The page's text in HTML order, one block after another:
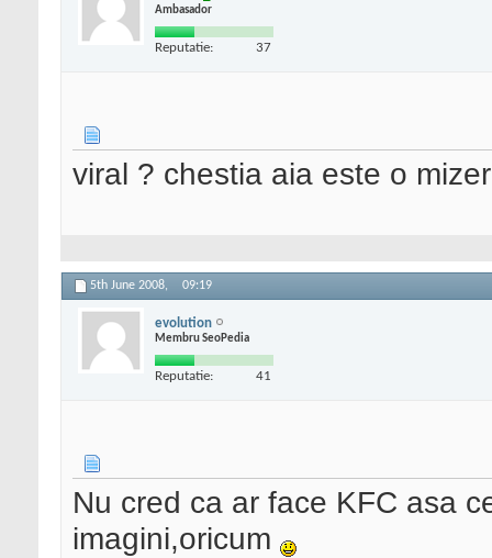
Ambasador
Reputatie: 37
viral ? chestia aia este o
5th June 2008, 09:19
evolution
Membru SeoPedia
Reputatie: 41
Nu cred ca ar face KFC asa
imagini,oricum